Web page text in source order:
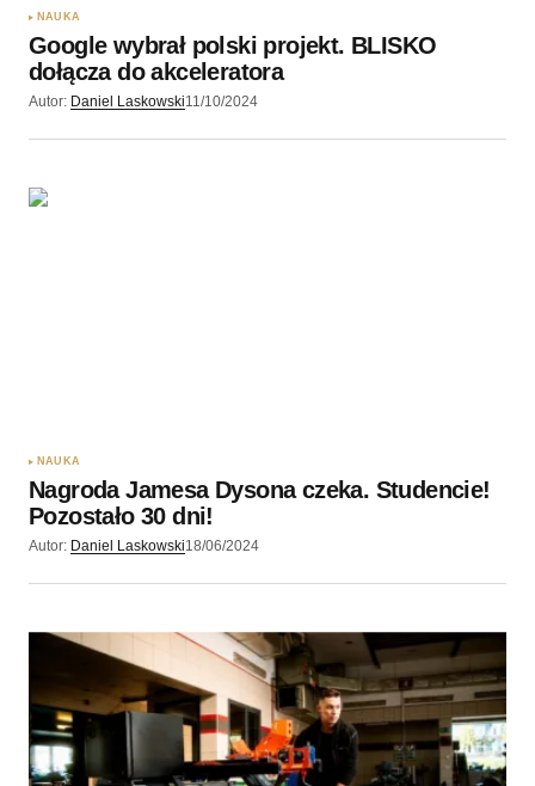
NAUKA
Google wybrał polski projekt. BLISKO
dołącza do akceleratora
Autor: Daniel Laskowski11/10/2024
NAUKA
Nagroda Jamesa Dysona czeka. Studencie!
Pozostało 30 dni!
Autor: Daniel Laskowski18/06/2024